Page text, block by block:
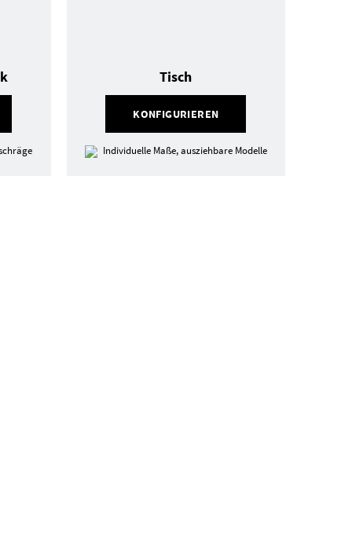
KONFIGURIEREN
Tisch
Individuelle Maße, ausziehbare Modelle